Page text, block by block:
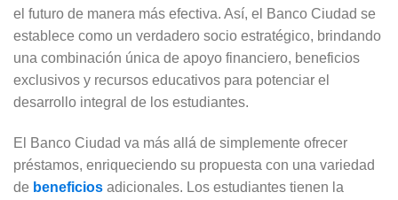
el futuro de manera más efectiva. Así, el Banco Ciudad se
establece como un verdadero socio estratégico, brindando
una combinación única de apoyo financiero, beneficios
exclusivos y recursos educativos para potenciar el
desarrollo integral de los estudiantes.
El Banco Ciudad va más allá de simplemente ofrecer
préstamos, enriqueciendo su propuesta con una variedad
de beneficios adicionales. Los estudiantes tienen la